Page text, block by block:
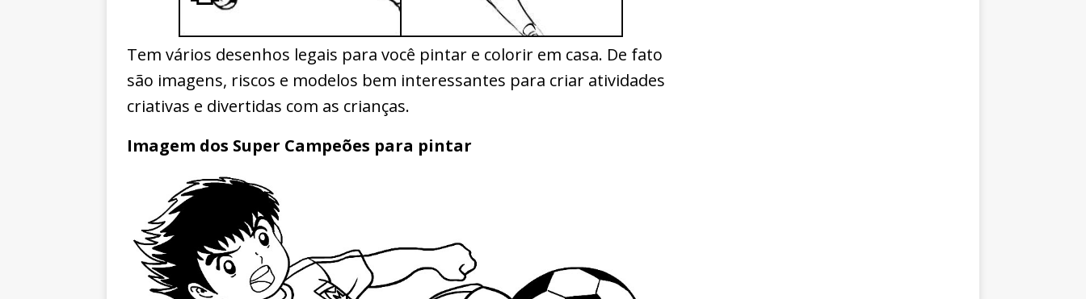
Tem vários desenhos legais para você pintar e colorir em casa. De fato
são imagens, riscos e modelos bem interessantes para criar atividades
criativas e divertidas com as crianças.
Imagem dos Super Campeões para pintar